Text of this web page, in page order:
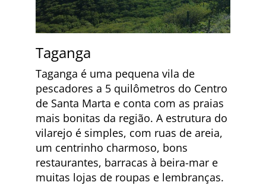
Taganga
Taganga é uma pequena vila de
pescadores a 5 quilômetros do Centro
de Santa Marta e conta com as praias
mais bonitas da região. A estrutura do
vilarejo é simples, com ruas de areia,
um centrinho charmoso, bons
restaurantes, barracas à beira-mar e
muitas lojas de roupas e lembranças.